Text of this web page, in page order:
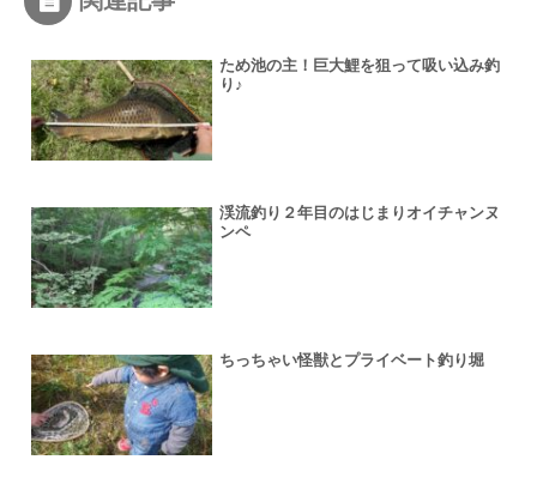
ため池の主！巨大鯉を狙って吸い込み釣
り♪
渓流釣り２年目のはじまりオイチャンヌ
ンペ
ちっちゃい怪獣とプライベート釣り堀